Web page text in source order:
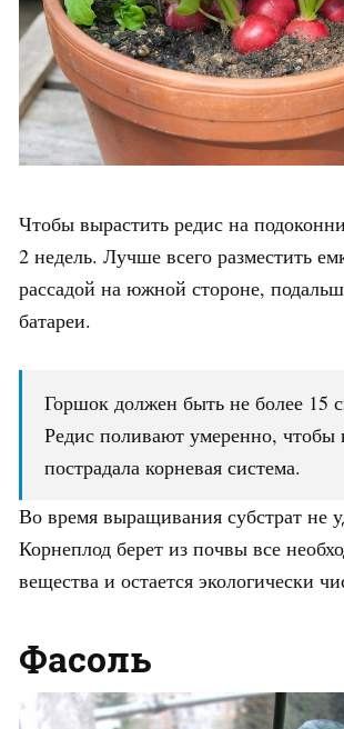
Чтобы вырастить редис на
2 недель. Лучше всего разместить
рассадой на южной стороне,
батареи.
Горшок должен быть не более 15
Редис поливают умеренно, чтобы
пострадала корневая система.
Во время выращивания субстрат не
Корнеплод берет из почвы все
вещества и остается экологически
Фасоль